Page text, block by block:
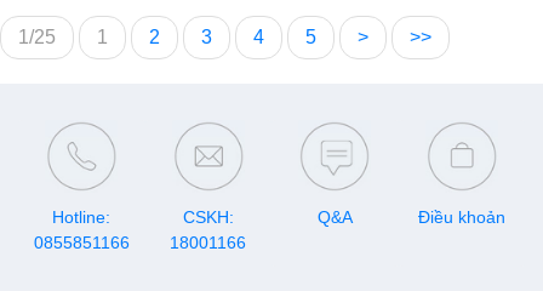
1/25 1 2 3 4 5 > >>
Hotline:
0855851166
CSKH:
18001166
Q&A Điều khoản